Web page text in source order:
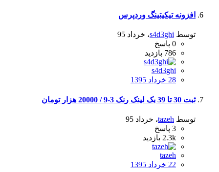
افزونه تیکیتینگ وردپرس
توسط s4d3ghi، خرداد 95
0 پاسخ
786 بازدید
s4d3ghi
28 خرداد 1395
ثبت 30 تا 39 بک لینک رنک 3-9 / 20000 هزار تومان
توسط tazeh، خرداد 95
3 پاسخ
2.3k بازدید
tazeh
22 خرداد 1395